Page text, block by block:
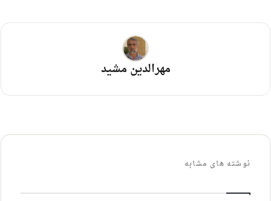
مهرالدین مشید
نوشته های مشابه